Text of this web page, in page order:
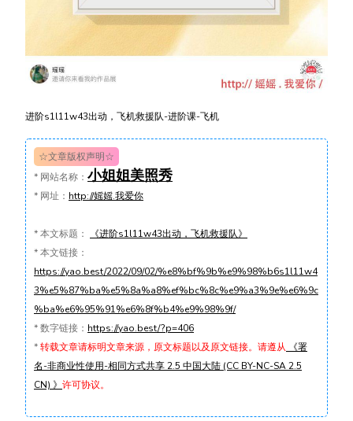
进阶s1l11w43出动，飞机救援队-进阶课-飞机
☆文章版权声明☆
* 网站名称： 小姐姐美照秀
* 网址： http://媱媱.我爱你
*本文标题：
《进阶s1l11w43出动，飞机救援队》
*本文链接：
https://yao.best/2022/09/02/%e8%bf%9b%e9%98%b6s1l11w4
3%e5%87%ba%e5%8a%a8%ef%bc%8c%e9%a3%9e%e6%9c
%ba%e6%95%91%e6%8f%b4%e9%98%9f/
*数字链接： https://yao.best/?p=406
*转载文章请标明文章来源，原文标题以及原文链接。请遵从 《署
名-非商业性使用-相同方式共享 2.5 中国大陆 (CC BY-NC-SA 2.5
CN) 》 许可协议。